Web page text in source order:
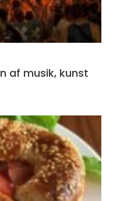
af musik, kunst